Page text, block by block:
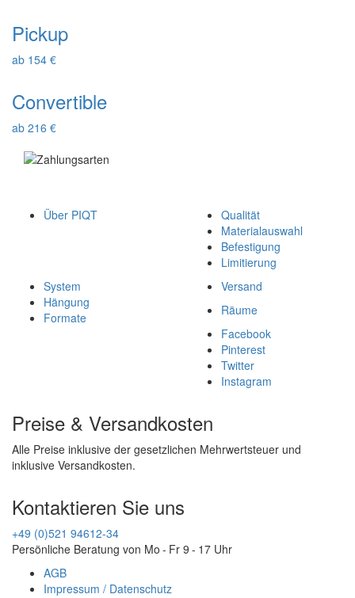
Pickup
ab 154 €
Convertible
ab 216 €
Über PIQT
Qualität
Materialauswahl
Befestigung
Limitierung
System
Hängung
Formate
Versand
Räume
Facebook
Pinterest
Twitter
Instagram
Preise & Versandkosten
Alle Preise inklusive der gesetzlichen Mehrwertsteuer und
inklusive Versandkosten.
Kontaktieren Sie uns
+49 (0)521 94612-34
Persönliche Beratung von Mo - Fr 9 - 17 Uhr
AGB
Impressum / Datenschutz